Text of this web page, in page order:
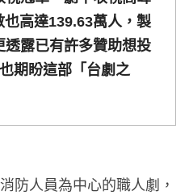
高達139.63萬人，製
露已有許多贊助想投
期盼這部「台劇之
防人員為中心的職人劇，